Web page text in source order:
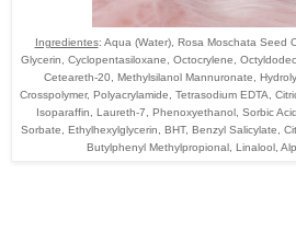
Ingredientes: Aqua (Water), Rosa Moschata Seed
Glycerin, Cyclopentasiloxane, Octocrylene,
Ceteareth-20, Methylsilanol Mannuronate,
Crosspolymer, Polyacrylamide, Tetrasodium EDTA,
Isoparaffin, Laureth-7, Phenoxyethanol, Sorbic
Sorbate, Ethylhexylglycerin, BHT, Benzyl Salicylate,
Butylphenyl Methylpropional, Linalool,